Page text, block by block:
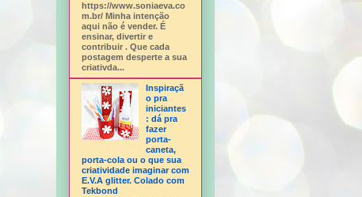
https://www.soniaeva.co
m.br/ Minha intenção
aqui não é vender. É
ensinar, divertir e
contribuir . Que cada
postagem desperte a sua
criativda...
Inspiraçã
o pra
iniciantes
: dá pra
fazer
porta-
caneta,
porta-cola ou o que sua
criatividade imaginar com
E.V.A glitter. Colado com
Tekbond